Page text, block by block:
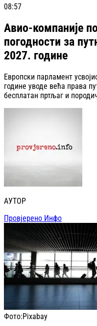
08:57
Авио-компаније
погодности за
2027. године
Европски парламент
године уводе већа права
бесплатан пртљаг и
АУТОР
Провјерено Инфо
Фото:Pixabay